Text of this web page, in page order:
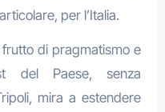
per l’Italia.
frutto di pragmatismo e
del Paese, senza
mira a estendere